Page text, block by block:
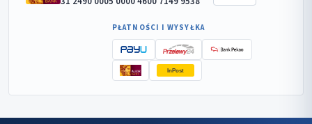
PŁATNOŚCI I WYSYŁKA
InPost